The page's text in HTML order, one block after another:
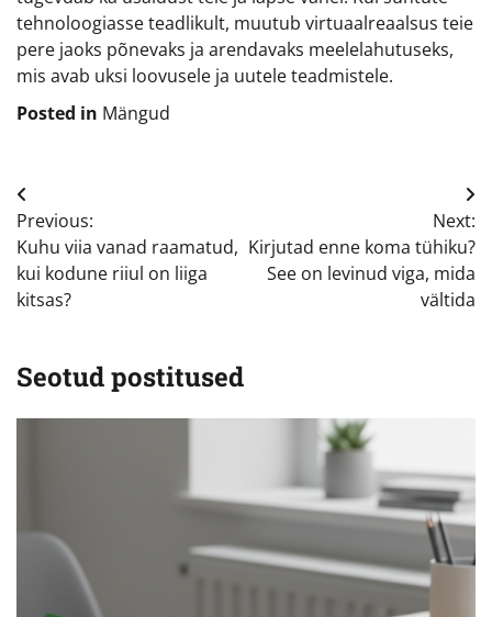
tehnoloogiasse teadlikult, muutub virtuaalreaalsus teie
pere jaoks põnevaks ja arendavaks meelelahutuseks,
mis avab uksi loovusele ja uutele teadmistele.
Posted in Mängud
Navigeerimine
Previous:
Kuhu viia vanad raamatud,
kui kodune riiul on liiga
kitsas?
Next:
Kirjutad enne koma tühiku?
See on levinud viga, mida
vältida
Seotud postitused